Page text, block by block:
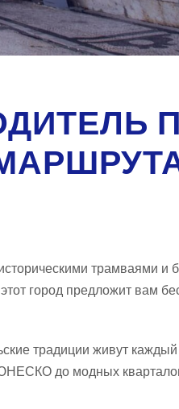
трамваями и
город предложит вам
традиции живут
ЮНЕСКО до модных